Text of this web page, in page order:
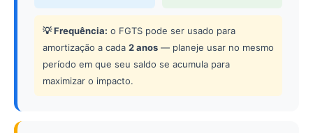
💡 Frequência: o FGTS pode ser usado para
amortização a cada 2 anos — planeje usar no mesmo
período em que seu saldo se acumula para
maximizar o impacto.